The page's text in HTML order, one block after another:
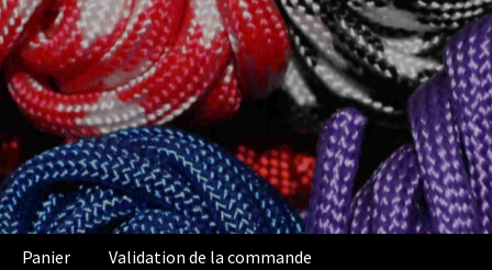
Panier Validation de la commande